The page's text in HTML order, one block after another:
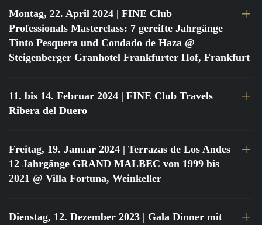
Montag, 22. April 2024 | FINE Club
Professionals Masterclass: 7 gereifte Jahrgänge
Tinto Pesquera und Condado de Haza @
Steigenberger Granhotel Frankfurter Hof, Frankfurt
11. bis 14. Februar 2024 | FINE Club Travels
Ribera del Duero
Freitag, 19. Januar 2024 | Terrazas de Los Andes
12 Jahrgänge GRAND MALBEC von 1999 bis
2021 @ Villa Fortuna, Weinkeller
Dienstag, 12. Dezember 2023 | Gala Dinner mit